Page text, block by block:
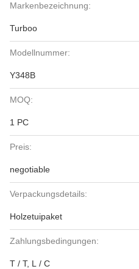
Markenbezeichnung:
Turboo
Modellnummer:
Y348B
MOQ:
1 PC
Preis:
negotiable
Verpackungsdetails:
Holzetuipaket
Zahlungsbedingungen:
T / T, L / C